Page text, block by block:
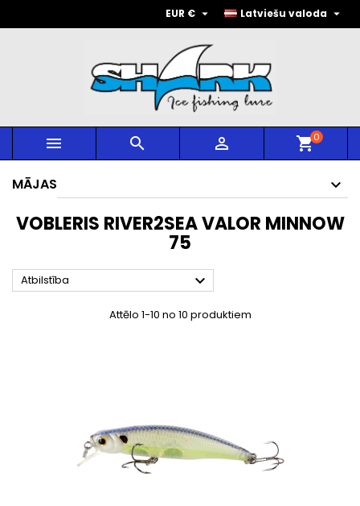
Latviešu valoda 
EUR € 
   shopping_cart0
MĀJAS
VOBLERIS RIVER2SEA VALOR MINNOW
75
Atbilstība 
Attēlo 1-10 no 10 produktiem